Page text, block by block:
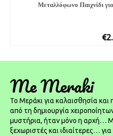
Μεταλλόφωνο Παιχνίδι
€
Me Meraki
To Μεράκι για καλαισθησία
από τη δημιουργία
μυστήρια, ήταν μόνο η αρχή…
ξεχωριστές και ιδιαίτερες…